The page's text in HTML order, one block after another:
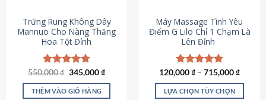
Trứng Rung Không Dây
Mannuo Cho Nàng Thăng
Hoa Tột Đỉnh
Được xếp
hạng4.81
5 sao
550,000₫ Giá
là:
550,000 ₫.
345,000₫Giá
tại
THÊM VÀO GIỎ HÀNG
Máy Massage Tình Yêu
Điểm G Lilo Chỉ 1 Chạm Là
Lên Đỉnh
Được xếp
hạng4.85
5 sao
120,000₫ – 715,000₫
LỰA CHỌN TÙY CHỌN